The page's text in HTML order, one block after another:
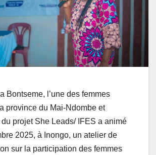
Bontseme, l’une des femmes
province du Mai-Ndombe et
projet She Leads/ IFES a animé
2025, à Inongo, un atelier de
sur la participation des femmes